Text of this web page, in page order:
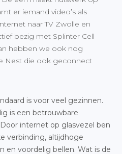
er iemand video’s als
naar TV Zwolle en
bezig met Splinter Cell
hebben we ook nog
Nest die ook geconnect
is voor veel gezinnen.
is een betrouwbare
internet op glasvezel ben
verbinding, altijdhoge
en voordelig bellen. Wat is de